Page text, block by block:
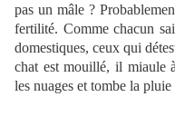
pas un mâle ?
fertilité. Comme chacun
domestiques, ceux qui
chat est mouillé, il miaule
les nuages et tombe la pluie